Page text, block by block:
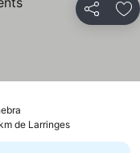
Partilhar
de Larringes